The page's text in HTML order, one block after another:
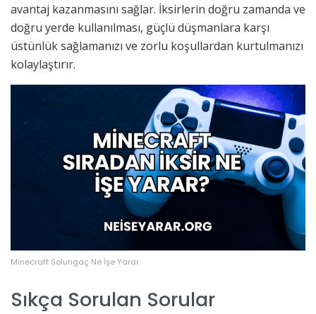
avantaj kazanmasını sağlar. İksirlerin doğru zamanda ve
doğru yerde kullanılması, güçlü düşmanlara karşı
üstünlük sağlamanızı ve zorlu koşullardan kurtulmanızı
kolaylaştırır.
Minecraft Solungaç Ne İşe Yarar
Sıkça Sorulan Sorular